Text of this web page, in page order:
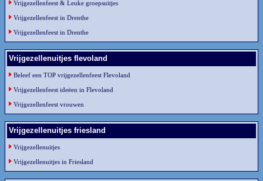
Vrijgezellenfeest & Leuke groepsuitjes
Vrijgezellenfeest in Drenthe
Vrijgezellenfeest in Drenthe
Vrijgezellenuitjes flevoland
Beleef een TOP vrijgezellenfeest Flevoland
Vrijgezellenfeest ideëen in Flevoland
Vrijgezellenfeest vrouwen
Vrijgezellenuitjes friesland
Vrijgezellenuitjes
Vrijgezellenuitjes in Friesland